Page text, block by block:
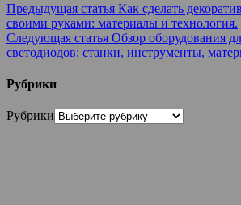
Предыдущая статья Как сделать
своими руками: материалы и технология.
Следующая статья Обзор оборудования
светодиодов: станки, инструменты,
Рубрики
Рубрики